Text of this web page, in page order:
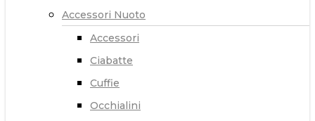
Accessori Nuoto
Accessori
Ciabatte
Cuffie
Occhialini